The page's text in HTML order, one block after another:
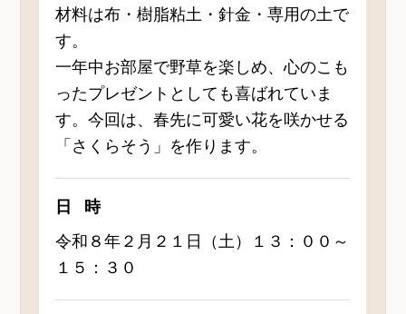
材料は布・樹脂粘土・針金・専用の土で
す。
一年中お部屋で野草を楽しめ、心のこも
ったプレゼントとしても喜ばれていま
す。今回は、春先に可愛い花を咲かせる
「さくらそう」を作ります。
日時
令和８年２月２１日（土）１３：００～
１５：３０